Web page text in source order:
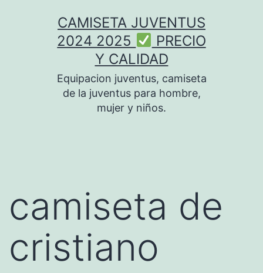
CAMISETA JUVENTUS
2024 2025
PRECIO
Y CALIDAD
Equipacion juventus, camiseta
de la juventus para hombre,
mujer y niños.
camiseta de
cristiano